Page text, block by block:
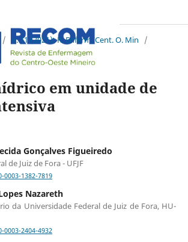
/ v. 11 (2021): R. Enferm. Cent. O. Min
/
em unidade de
Gonçalves Figueiredo
de Juiz de Fora - UFJF
1382-7819
Nazareth
da Universidade Federal de Juiz de Fora, HU-
2404-4932